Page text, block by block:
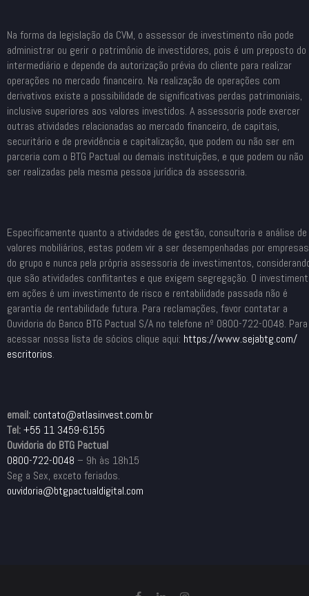
Na forma da legislação da CVM, o assessor de investimento não pode
administrar ou gerir o patrimônio de investidores, pois é um preposto do
intermediário e depende da autorização prévia do cliente para realizar
operações no mercado financeiro. Na realização de operações com
derivativos existe a possibilidade de significativas perdas patrimoniais,
inclusive superiores aos valores investidos. A assessoria pode exercer
outras atividades relacionadas ao mercado financeiro, de capitais,
securitário e de previdência e capitalização, que podem ou não ser em
parceria com o BTG Pactual ou demais instituições, e que podem ou não
ser realizadas pela mesma pessoa jurídica da assessoria.
Especificamente quanto a atividades de gestão, consultoria e análise de
valores mobiliários, estas podem vir a ser desempenhadas por empresas
do grupo e nunca pela própria assessoria de investimentos,
que são atividades conflitantes e que exigem segregação. O
em ações é um investimento de risco e rentabilidade passada não é
garantia de rentabilidade futura. Para reclamações, favor contatar a
Ouvidoria do Banco BTG Pactual S/A no telefone nº 0800-722-0048. Para
acessar nossa lista de sócios clique aqui: https://www.sejabtg.com/
escritorios.
email: contato@atlasinvest.com.br
Tel:+55 11 3459-6155
Ouvidoria do BTG Pactual
0800-722-0048 – 9h às 18h15
Seg a Sex, exceto feriados.
ouvidoria@btgpactualdigital.com